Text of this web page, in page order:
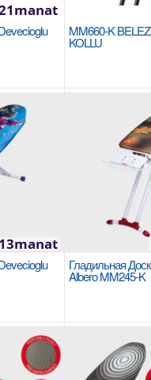
доска Devecioglu Liva
alanı Dikey
el kullanımına uygun)
Добавь в сравнения
В избранные
MM660-K
KOLLU
Гладильная
Albero MM245-K